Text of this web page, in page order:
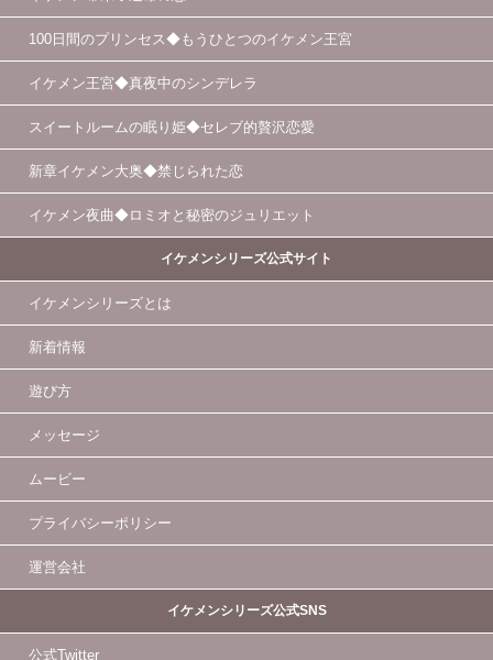
100日間のプリンセス◆もうひとつのイケメン王宮
イケメン王宮◆真夜中のシンデレラ
スイートルームの眠り姫◆セレブ的贅沢恋愛
新章イケメン大奥◆禁じられた恋
イケメン夜曲◆ロミオと秘密のジュリエット
イケメンシリーズ公式サイト
イケメンシリーズとは
新着情報
遊び方
メッセージ
ムービー
プライバシーポリシー
運営会社
イケメンシリーズ公式SNS
公式Twitter